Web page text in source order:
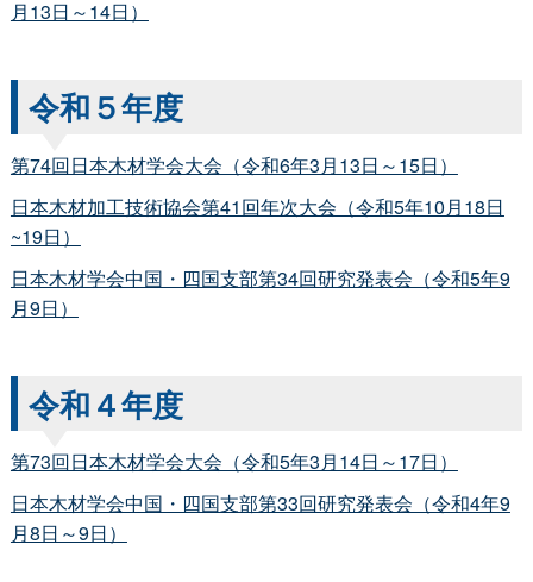
月13日～14日）
令和５年度
第74回日本木材学会大会（令和6年3月13日～15日）
日本木材加工技術協会第41回年次大会（令和5年10月18日
~19日）
日本木材学会中国・四国支部第34回研究発表会（令和5年9
月9日）
令和４年度
第73回日本木材学会大会（令和5年3月14日～17日）
日本木材学会中国・四国支部第33回研究発表会（令和4年9
月8日～9日）